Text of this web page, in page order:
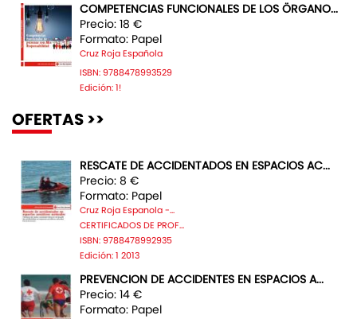
COMPETENCIAS FUNCIONALES DE LOS ÖRGANO...
Precio: 18 €
Formato: Papel
Cruz Roja Española
ISBN: 9788478993529
Edición: 1!
OFERTAS >>
RESCATE DE ACCIDENTADOS EN ESPACIOS AC...
Precio: 8 €
Formato: Papel
Cruz Roja Espanola -...
CERTIFICADOS DE PROF...
ISBN: 9788478992935
Edición: 1 2013
PREVENCION DE ACCIDENTES EN ESPACIOS A...
Precio: 14 €
Formato: Papel